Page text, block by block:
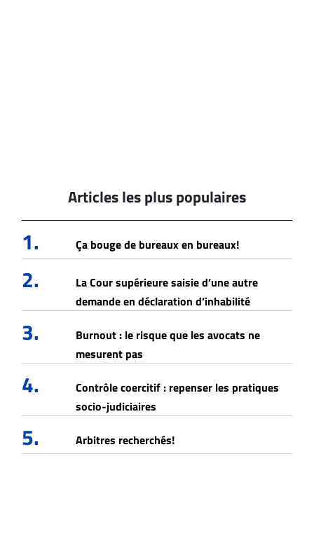
Articles les plus populaires
1. Ça bouge de bureaux en bureaux!
2.
La Cour supérieure saisie d’une autre
demande en déclaration d’inhabilité
3.
Burnout : le risque que les avocats ne
mesurent pas
4.
Contrôle coercitif : repenser les pratiques
socio-judiciaires
5. Arbitres recherchés!